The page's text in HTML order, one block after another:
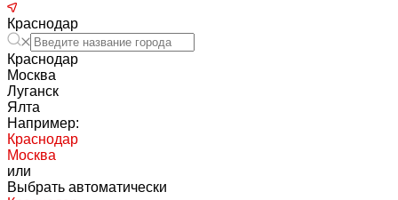
Краснодар
Краснодар
Москва
Луганск
Ялта
Например:
Краснодар
Москва
или
Выбрать автоматически